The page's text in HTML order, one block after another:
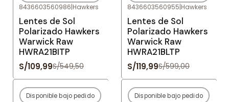
Agotado
8436603560986|Hawkers
Lentes de Sol
Polarizado Hawkers
Warwick Raw
HWRA21BITP
S/109,99S/549,50
Agotado
8436603560955|Hawkers
Lentes de Sol
Polarizado Hawkers
Warwick Raw
HWRA21BLTP
S/119,99S/599,00
-80%OFF
Disponible bajo pedido -80%OFF
Disponible bajo pedido